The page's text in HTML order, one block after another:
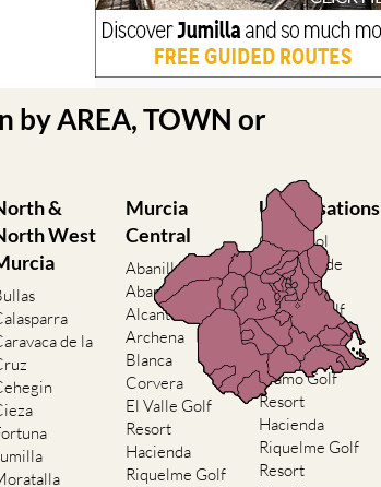
by AREA, TOWN or
&
West
de la
Murcia
Central
Abanilla
Abaran
Alcantarilla
Archena
Blanca
Corvera
El Valle Golf
Resort
Hacienda
Riquelme Golf
Urbanisations
Camposol
Condado de
Alhama
El Valle Golf
Resort
Hacienda del
Alamo Golf
Resort
Hacienda
Riquelme Golf
Resort